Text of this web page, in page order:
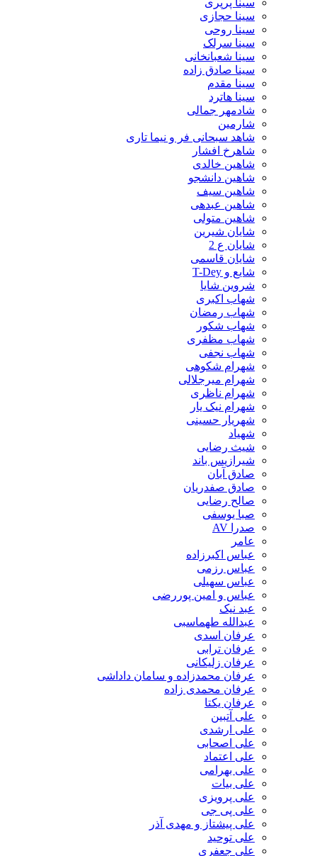
سینا حجازی
سینا روحی
سینا سرلک
سینا شعبانخانی
سینا صادق زاده
سینا مقدم
سینا هاترد
شادمهر جمالی
شارمین
شاهد سبحانی فر و نیما تاری
شاهرخ افشار
شاهین خالدی
شاهین دانشجو
شاهین سیف
شاهین عبدهی
شاهین متولی
شایان شیرین
شایان ع 2
شایان قاسمی
شایع و T-Dey
شروین شایا
شهاب اکبری
شهاب رمضان
شهاب شکور
شهاب مظفری
شهاب نجفی
شهرام شکوهی
شهرام میرجلالی
شهرام ناظری
شهرام نیک یار
شهریار حسینی
شیث رضایی
شیرازیس باند
صادق آبان
صادق صفدریان
صالح رضایی
صبا یوسفی
عباس اکبرزاده
عباس رزمی
عباس سهیلی
عباس و امین پوررضی
عبد نیک
عبدالله طهماسبی‎
عرفان اسدی
عرفان ترابی
عرفان زلیکانی
عرفان محمدزاده و سامان داداشی
عرفان محمدی زاده
عرفان یکتا
علی آتبین
علی ارشدی
علی اصحابی
علی اعتماد
علی بهرامی
علی بیات
علی پرویزی
علی پی جی
علی پیشتاز و مهدی آذر
علی توحید
علی جعفری